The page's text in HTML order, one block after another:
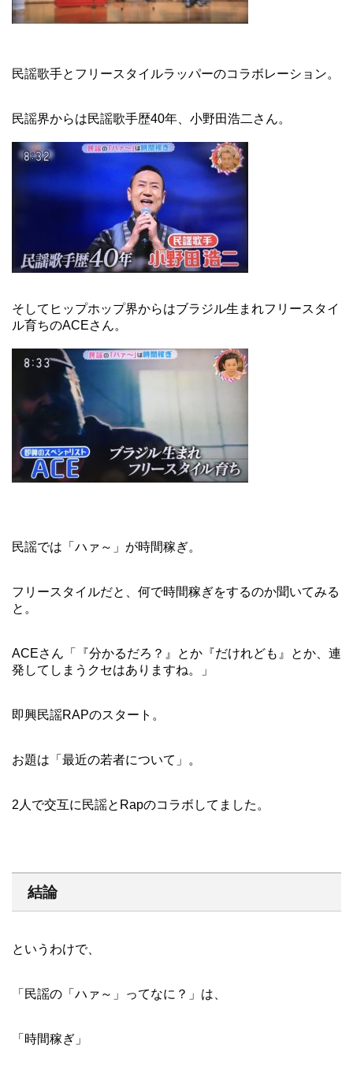
民謡歌手とフリースタイルラッパーのコラボレーション。
民謡界からは民謡歌手歴40年、小野田浩二さん。
そしてヒップホップ界からはブラジル生まれフリースタイ
ル育ちのACEさん。
民謡では「ハァ～」が時間稼ぎ。
フリースタイルだと、何で時間稼ぎをするのか聞いてみる
と。
ACEさん「『分かるだろ？』とか『だけれども』とか、連
発してしまうクセはありますね。」
即興民謡RAPのスタート。
お題は「最近の若者について」。
2人で交互に民謡とRapのコラボしてました。
結論
というわけで、
「民謡の「ハァ～」ってなに？」は、
「時間稼ぎ」